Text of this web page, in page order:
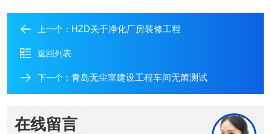
上一个： HZD关于净化厂房装修工程
返回列表
下一个： 青岛无尘室建设工程车间无菌测试
在线留言